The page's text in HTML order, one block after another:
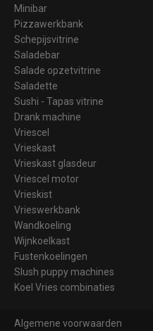
Minibar
Pizzawerkbank
Schepijsvitrine
Saladebar
Salade opzetvitrine
Saladette
Sushi - Tapas vitrine
Drank machine
Vriescel
Vrieskast
Vrieskast glasdeur
Vriescel motor
Vrieskist
Vrieswerkbank
Wandkoeling
Wijnkoelkast
Fustenkoelingen
Slush puppy machines
Koel Vries combinaties
Algemene voorwaarden